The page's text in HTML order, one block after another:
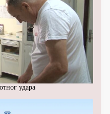
удара